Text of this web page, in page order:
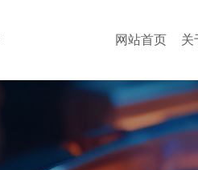
网站首页 关